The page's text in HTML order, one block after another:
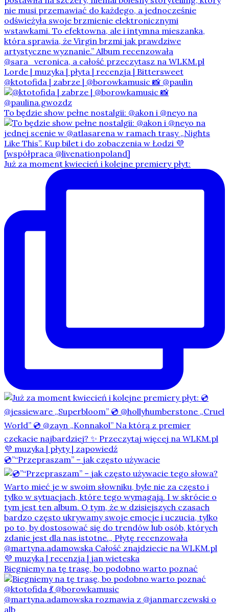
@ktotofida | zabrze | @borowkamusic 📸 @paulin
To będzie show pełne nostalgii: @akon i @neyo na
Już za moment kwiecień i kolejne premiery płyt:
💿”“Przepraszam” – jak często używacie
Biegniemy na tę trasę, bo podobno warto poznać
@martyna.adamowska rozmawia z @janmarczewski o
alb